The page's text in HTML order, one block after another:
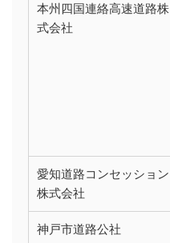
本州四国連絡高速道路株
式会社
愛知道路コンセッション
株式会社
神戸市道路公社